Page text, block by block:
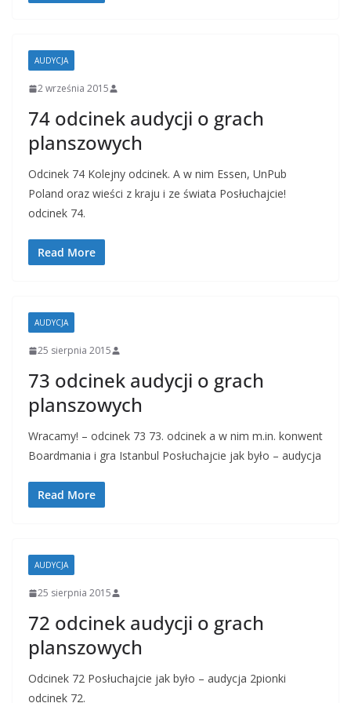
AUDYCJA
2 września 2015
74 odcinek audycji o grach
planszowych
Odcinek 74 Kolejny odcinek. A w nim Essen, UnPub
Poland oraz wieści z kraju i ze świata Posłuchajcie!
odcinek 74.
Read More
AUDYCJA
25 sierpnia 2015
73 odcinek audycji o grach
planszowych
Wracamy! – odcinek 73 73. odcinek a w nim m.in. konwent
Boardmania i gra Istanbul Posłuchajcie jak było – audycja
Read More
AUDYCJA
25 sierpnia 2015
72 odcinek audycji o grach
planszowych
Odcinek 72 Posłuchajcie jak było – audycja 2pionki
odcinek 72.